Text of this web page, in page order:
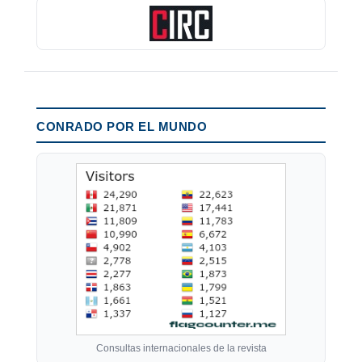
CONRADO POR EL MUNDO
Consultas internacionales de la revista